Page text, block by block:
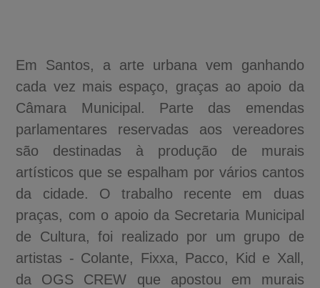
Em Santos, a arte urbana vem ganhando
cada vez mais espaço, graças ao apoio da
Câmara Municipal. Parte das emendas
parlamentares reservadas aos vereadores
são destinadas à produção de murais
artísticos que se espalham por vários cantos
da cidade. O trabalho recente em duas
praças, com o apoio da Secretaria Municipal
de Cultura, foi realizado por um grupo de
artistas - Colante, Fixxa, Pacco, Kid e Xall,
da OGS CREW que apostou em murais